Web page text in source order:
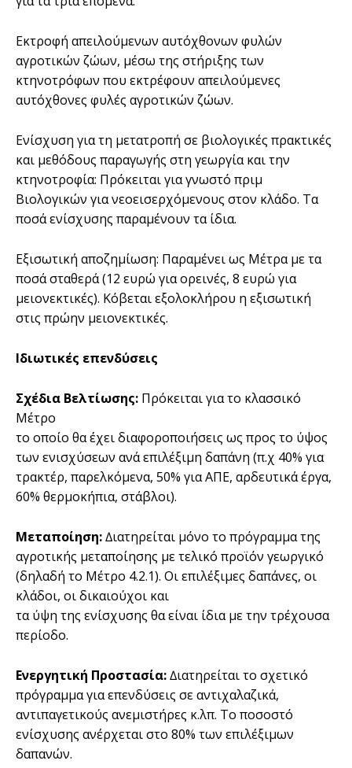
Εκτροφή απειλούµενων αυτόχθονων φυλών
αγροτικών ζώων, µέσω της στήριξης των
κτηνοτρόφων που εκτρέφουν απειλούµενες
αυτόχθονες φυλές αγροτικών ζώων.
Ενίσχυση για τη µετατροπή σε βιολογικές πρακτικές
και µεθόδους παραγωγής στη γεωργία και την
κτηνοτροφία: Πρόκειται για γνωστό πριµ
Βιολογικών για νεοεισερχόµενους στον κλάδο. Τα
ποσά ενίσχυσης παραµένουν τα ίδια.
Εξισωτική αποζηµίωση: Παραµένει ως Μέτρα µε τα
ποσά σταθερά (12 ευρώ για ορεινές, 8 ευρώ για
µειονεκτικές). Κόβεται εξολοκλήρου η εξισωτική
στις πρώην µειονεκτικές.
Ιδιωτικές επενδύσεις
Σχέδια Βελτίωσης: Πρόκειται για το κλασσικό
Μέτρο
το οποίο θα έχει διαφοροποιήσεις ως προς το ύψος
των ενισχύσεων ανά επιλέξιµη δαπάνη (π.χ 40% για
τρακτέρ, παρελκόµενα, 50% για ΑΠΕ, αρδευτικά έργα,
60% θερµοκήπια, στάβλοι).
Μεταποίηση:∆ιατηρείται µόνο το πρόγραµµα της
αγροτικής µεταποίησης µε τελικό προϊόν γεωργικό
(δηλαδή το Μέτρο 4.2.1). Οι επιλέξιµες δαπάνες, οι
κλάδοι, οι δικαιούχοι και
τα ύψη της ενίσχυσης θα είναι ίδια µε την τρέχουσα
περίοδο.
Ενεργητική Προστασία:∆ιατηρείται το σχετικό
πρόγραµµα για επενδύσεις σε αντιχαλαζικά,
αντιπαγετικούς ανεµιστήρες κ.λπ. Το ποσοστό
ενίσχυσης ανέρχεται στο 80% των επιλέξιµων
δαπανών.